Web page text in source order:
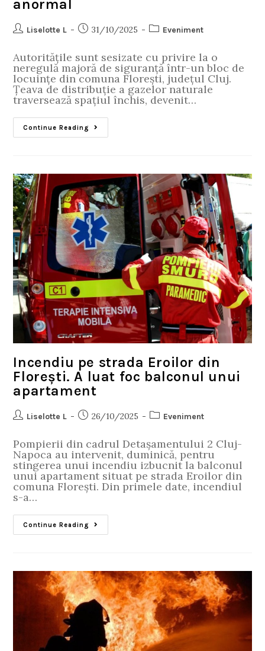
anormal
Liselotte L 31/10/2025 Eveniment
Autoritățile sunt sesizate cu privire la o
neregulă majoră de siguranță într-un bloc de
locuințe din comuna Florești, județul Cluj.
Țeava de distribuție a gazelor naturale
traversează spațiul închis, devenit…
Continue Reading
Incendiu pe strada Eroilor din
Florești. A luat foc balconul unui
apartament
Liselotte L 26/10/2025 Eveniment
Pompierii din cadrul Detașamentului 2 Cluj-
Napoca au intervenit, duminică, pentru
stingerea unui incendiu izbucnit la balconul
unui apartament situat pe strada Eroilor din
comuna Florești. Din primele date, incendiul
s-a…
Continue Reading